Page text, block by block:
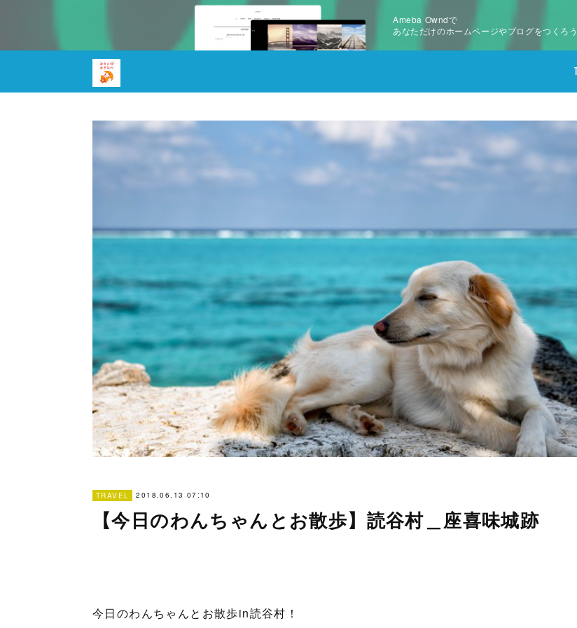
Ameba Owndで
あなただけのホームページやブログをつくろう
TRAVEL 2018.06.13 07:10
【今日のわんちゃんとお散歩】読谷村＿座喜味城跡
今日のわんちゃんとお散歩in読谷村！